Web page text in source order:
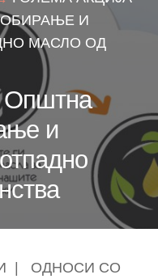
И
МАСЛО ОД
Општна
и
ОДНОСИ СО